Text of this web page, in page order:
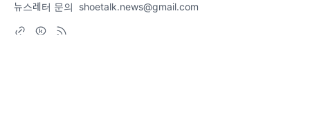
뉴스레터 문의
shoetalk.news@gmail.com